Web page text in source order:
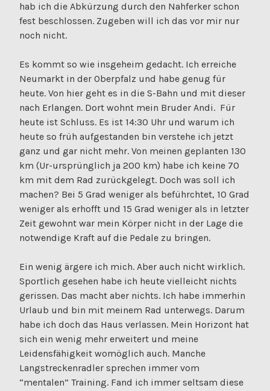
hab ich die Abkürzung durch den Nahferker schon
fest beschlossen. Zugeben will ich das vor mir nur
noch nicht.
Es kommt so wie insgeheim gedacht. Ich erreiche
Neumarkt in der Oberpfalz und habe genug für
heute. Von hier geht es in die S-Bahn und mit dieser
nach Erlangen. Dort wohnt mein Bruder Andi. Für
heute ist Schluss. Es ist 14:30 Uhr und warum ich
heute so früh aufgestanden bin verstehe ich jetzt
ganz und gar nicht mehr. Von meinen geplanten 130
km (Ur-ursprünglich ja 200 km) habe ich keine 70
km mit dem Rad zurückgelegt. Doch was soll ich
machen? Bei 5 Grad weniger als beführchtet, 10 Grad
weniger als erhofft und 15 Grad weniger als in letzter
Zeit gewohnt war mein Körper nicht in der Lage die
notwendige Kraft auf die Pedale zu bringen.
Ein wenig ärgere ich mich. Aber auch nicht wirklich.
Sportlich gesehen habe ich heute vielleicht nichts
gerissen. Das macht aber nichts. Ich habe immerhin
Urlaub und bin mit meinem Rad unterwegs. Darum
habe ich doch das Haus verlassen. Mein Horizont hat
sich ein wenig mehr erweitert und meine
Leidensfähigkeit womöglich auch. Manche
Langstreckenradler sprechen immer vom
“mentalen” Training. Fand ich immer seltsam diese